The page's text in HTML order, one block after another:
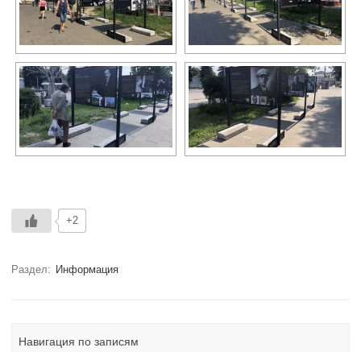
+2
Раздел: Информация
Навигация по записям